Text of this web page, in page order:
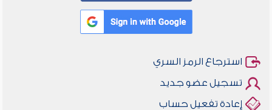
استرجاع الرمز السري
تسجيل عضو جديد
إعادة تفعيل حساب